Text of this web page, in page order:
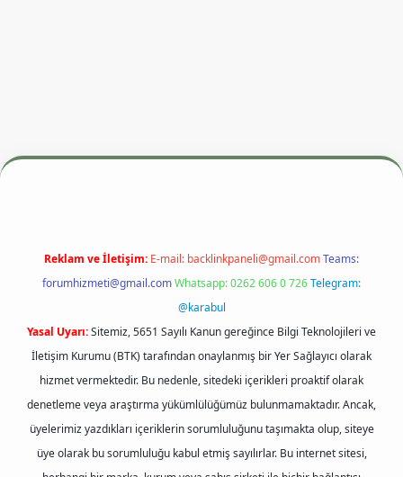
betexper.xyzm elexbet
Reklam ve İletişim: E-mail: backlinkpaneli@gmail.comTeams:
forumhizmeti@gmail.comWhatsapp: 0262 606 0 726Telegram:
@karabul
Yasal Uyarı:Sitemiz, 5651 Sayılı Kanun gereğince Bilgi Teknolojileri ve
İletişim Kurumu (BTK) tarafından onaylanmış bir Yer Sağlayıcı olarak
hizmet vermektedir. Bu nedenle, sitedeki içerikleri proaktif olarak
denetleme veya araştırma yükümlülüğümüz bulunmamaktadır. Ancak,
üyelerimiz yazdıkları içeriklerin sorumluluğunu taşımakta olup, siteye
üye olarak bu sorumluluğu kabul etmiş sayılırlar. Bu internet sitesi,